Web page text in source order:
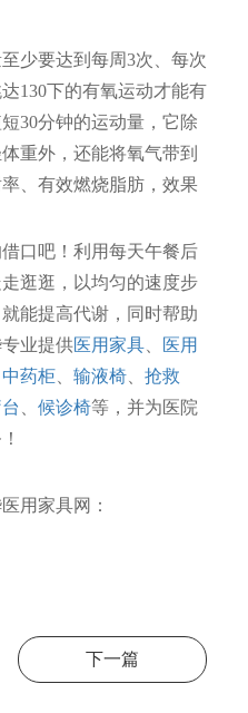
要达到每周3次、每次
130下的有氧运动才能有
30分钟的运动量，它除
重外，还能将氧气带到
、有效燃烧脂肪，效果
口吧！利用每天午餐后
逛逛，以均匀的速度步
能提高代谢，同时帮助
业提供医用家具
医用
中药柜 输液椅
抢救
候诊椅等，并为医院
用家具网：
下一篇